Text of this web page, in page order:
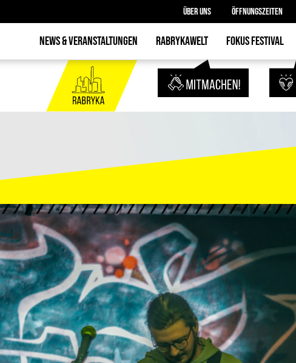
ÜBER UNS ÖFFNUNGSZEITEN
NEWS & VERANSTALTUNGEN
KALENDER
RABRYKAWELT
JUGEND.BETEILIGUNG
GESELLSCHAFT.INTEGRATION
ESSEN.TRINKEN.SPIELEN
FOKUS FESTIVAL
MITMACHEN.HELFEN